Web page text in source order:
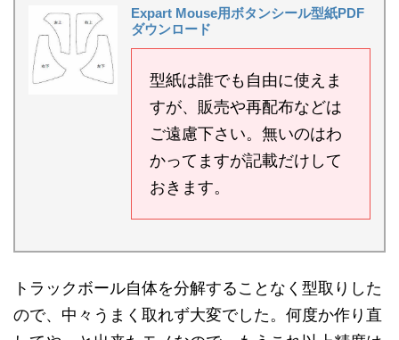
Expart Mouse用ボタンシール型紙PDF
ダウンロード
型紙は誰でも自由に使えま
すが、販売や再配布などは
ご遠慮下さい。無いのはわ
かってますが記載だけして
おきます。
トラックボール自体を分解することなく型取りした
ので、中々うまく取れず大変でした。何度か作り直